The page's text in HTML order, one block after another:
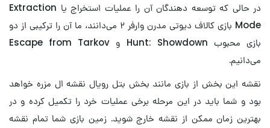
در حالی که توسعه دهندگان آن را عملیات استخراج یا Extraction
Mode بازی کالاف دیوتی مدرن وارفر ۲ می‌دانند، ما آن را ترکیبی از دو
بازی محبوب Hunt: Showdown و Escape from Tarkov
می‌دانیم.
نقشه این بخش از بازی مانند بخش بتل رویال نقشه ال مزره خواهد
بود و شما باید در این مرحله برخی عملیات خرد را تکمیل کرده و در
بهترین زمان ممکن از نقشه خارج شوید. زمین بازی شما تمام نقشه